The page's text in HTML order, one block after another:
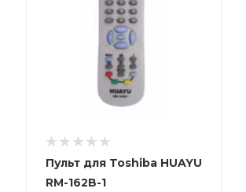
Пульт для Toshiba HUAYU
RM-162B-1